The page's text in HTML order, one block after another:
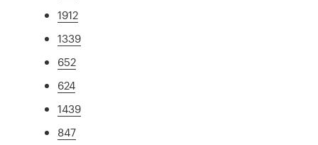
1912
1339
652
624
1439
847